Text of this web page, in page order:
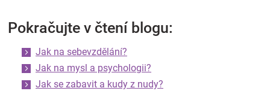
Pokračujte v čtení blogu:
Jak na sebevzdělání?
Jak na mysl a psychologii?
Jak se zabavit a kudy z nudy?